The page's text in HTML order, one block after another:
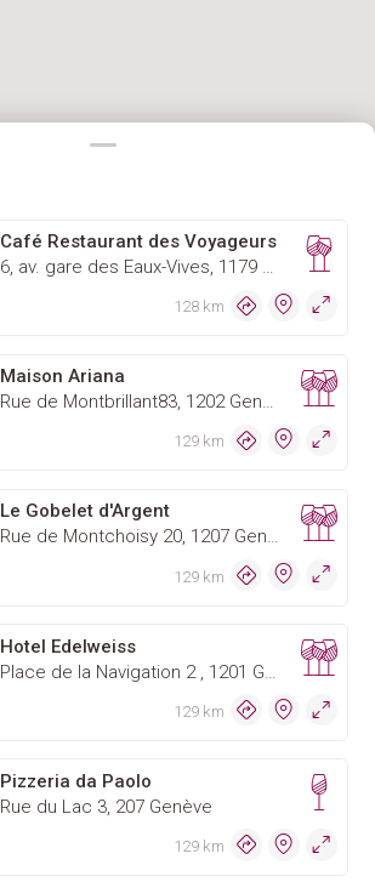
Café Restaurant des Voyageurs
6, av. gare des Eaux-Vives, 1179 Genève
128 km
Maison Ariana
Rue de Montbrillant83, 1202 Genève
129 km
Le Gobelet d'Argent
Rue de Montchoisy 20, 1207 Genève
129 km
Hotel Edelweiss
129 km
Pizzeria da Paolo
Rue du Lac 3, 207 Genève
129 km